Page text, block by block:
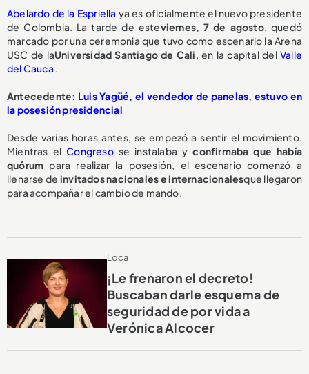
Abelardo de la Espriella ya es oficialmente el nuevo presidente
de Colombia. La tarde de esteviernes, 7 de agosto, quedó
marcado por una ceremonia que tuvo como escenario la Arena
USC de laUniversidad Santiago de Cali , en la capital del Valle
del Cauca
Antecedente: Luis Yagüé, el vendedor de panelas, estuvo en
la posesión presidencial
Desde varias horas antes, se empezó a sentir el movimiento.
Mientras elCongresose instalaba yconfirmaba que había
quórum para realizar la posesión, el escenario comenzó a
llenarse de invitados nacionales e internacionalesque llegaron
para acompañar el cambio de mando.
Local
¡Le frenaron el decreto!
Buscaban darle esquema de
seguridad de por vida a
Verónica Alcocer